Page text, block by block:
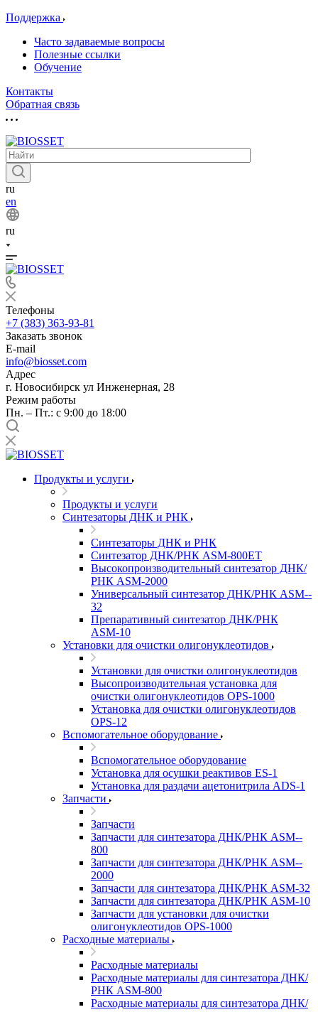
Поддержка
Часто задаваемые вопросы
Полезные ссылки
Обучение
Контакты
Обратная связь
ru
en
ru
Телефоны
+7 (383) 363-93-81
Заказать звонок
E-mail
info@biosset.com
Адрес
г. Новосибирск ул Инженерная, 28
Режим работы
Пн. – Пт.: с 9:00 до 18:00
Продукты и услуги
Продукты и услуги
Синтезаторы ДНК и РНК
Синтезаторы ДНК и РНК
Синтезатор ДНК/РНК ASM-­800ET
Высокопроизводительный синтезатор ДНК/
РНК ASM-­2000
Универсальный синтезатор ДНК/РНК ASM-­
32
Препаративный синтезатор ДНК/РНК
ASM-­10
Установки для очистки олигонуклеотидов
Установки для очистки олигонуклеотидов
Высопроизводительная установка для
очистки олигонуклеотидов OPS-­1000
Установка для очистки олигонуклеотидов
OPS-­12
Вспомогательное оборудование
Вспомогательное оборудование
Установка для осушки реактивов ES-­1
Установка для раздачи ацетонитрила ADS-1
Запчасти
Запчасти
Запчасти для синтезатора ДНК/РНК ASM-­
800
Запчасти для синтезатора ДНК/РНК ASM-­
2000
Запчасти для синтезатора ДНК/РНК ASM-32
Запчасти для синтезатора ДНК/РНК ASM-­10
Запчасти для установки для очистки
олигонуклеотидов OPS-­1000
Расходные материалы
Расходные материалы
Расходные материалы для синтезатора ДНК/
РНК ASM-­800
Расходные материалы для синтезатора ДНК/